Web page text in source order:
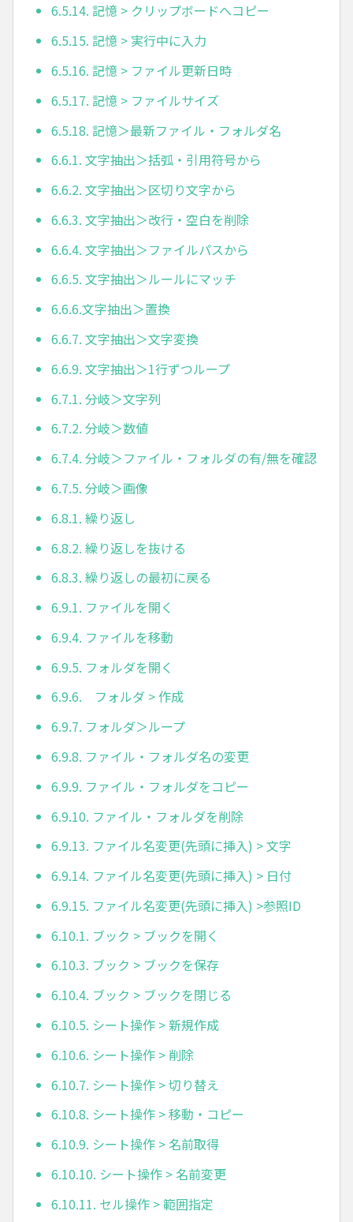
6.5.14. 記憶 > クリップボードへコピー
6.5.15. 記憶 > 実行中に入力
6.5.16. 記憶 > ファイル更新日時
6.5.17. 記憶 > ファイルサイズ
6.5.18. 記憶＞最新ファイル・フォルダ名
6.6.1. 文字抽出＞括弧・引用符号から
6.6.2. 文字抽出＞区切り文字から
6.6.3. 文字抽出＞改行・空白を削除
6.6.4. 文字抽出＞ファイルパスから
6.6.5. 文字抽出＞ルールにマッチ
6.6.6.文字抽出＞置換
6.6.7. 文字抽出＞文字変換
6.6.9. 文字抽出＞1行ずつループ
6.7.1. 分岐＞文字列
6.7.2. 分岐＞数値
6.7.4. 分岐＞ファイル・フォルダの有/無を確認
6.7.5. 分岐＞画像
6.8.1. 繰り返し
6.8.2. 繰り返しを抜ける
6.8.3. 繰り返しの最初に戻る
6.9.1. ファイルを開く
6.9.4. ファイルを移動
6.9.5. フォルダを開く
6.9.6. フォルダ > 作成
6.9.7. フォルダ＞ループ
6.9.8. ファイル・フォルダ名の変更
6.9.9. ファイル・フォルダをコピー
6.9.10. ファイル・フォルダを削除
6.9.13. ファイル名変更(先頭に挿入) > 文字
6.9.14. ファイル名変更(先頭に挿入) > 日付
6.9.15. ファイル名変更(先頭に挿入) >参照ID
6.10.1. ブック > ブックを開く
6.10.3. ブック > ブックを保存
6.10.4. ブック > ブックを閉じる
6.10.5. シート操作 > 新規作成
6.10.6. シート操作 > 削除
6.10.7. シート操作 > 切り替え
6.10.8. シート操作 > 移動・コピー
6.10.9. シート操作 > 名前取得
6.10.10. シート操作 > 名前変更
6.10.11. セル操作 > 範囲指定